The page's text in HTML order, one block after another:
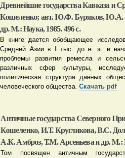
Древнейшие государства Кавказа и
Кошеленко; авт. Ю.Ф. Буряков, Ю.А.
др. М.: Наука, 1985. 496 с.
В книге дается обобщающее
Средней Азии в I тыс. до н. э. и
проблемы развития ремесла и
различных сфер культуры,
политическая структура данных
человеческого общества.Скачать pdf
Античные государства Северного
Кошеленко, И.Т. Кругликова, В.С.
А.К. Амброз, Т.М. Арсеньева и др. М.:
Том посвящен античным